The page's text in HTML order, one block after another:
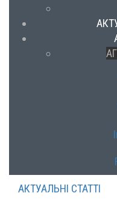
АКТУАЛЬНІ СТАТТІ